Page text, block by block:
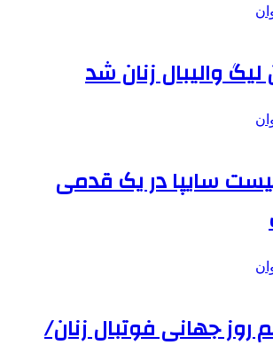
والیبال زنان شد
سایپا در یک قدمی
روز جهانی فوتبال زنان/